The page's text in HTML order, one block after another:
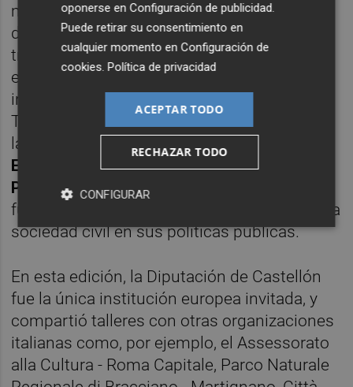
manifiesto el compromiso de la Diputación
de Castellón para promover políticas de
transparencia a nivel provincial y facilitar el
ejercicio de los derechos de acceso a la
información. Así, la responsable del área de
Transparencia y Participación explicó cómo
la institución provincial ha desarrollado una
Estrategia Provincial de Gobernanza
Participativacomo instrumento
fundamental para integrar la aportación de la
sociedad civil en sus políticas públicas.
En esta edición, la Diputación de Castellón
fue la única institución europea invitada, y
compartió talleres con otras organizaciones
italianas como, por ejemplo, el Assessorato
alla Cultura - Roma Capitale, Parco Naturale
oponerse enConfiguración de publicidad.
Puede retirar su consentimiento en
cualquier momento enConfiguración de
cookies.Política de privacidad
ACEPTAR TODO
RECHAZAR TODO
CONFIGURAR